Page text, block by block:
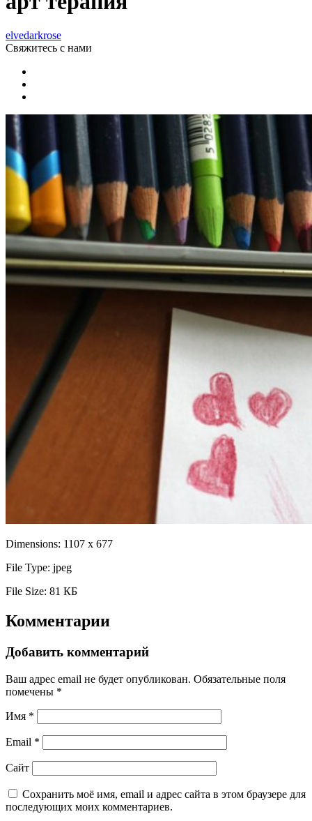
elvedarkrose
Свяжитесь с нами
Dimensions: 1107 x 677
File Type: jpeg
File Size: 81 КБ
Комментарии
Добавить комментарий
Ваш адрес email не будет опубликован. Обязательные поля
помечены *
Имя *
Email *
Сайт
Сохранить моё имя, email и адрес сайта в этом браузере для
последующих моих комментариев.